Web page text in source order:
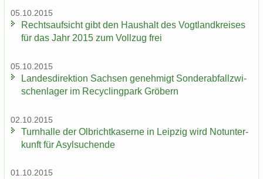
05.10.2015
Rechts­auf­sicht gibt den Haus­halt des Vogt­land­krei­ses
für das Jahr 2015 zum Voll­zug frei
05.10.2015
Lan­des­di­rek­ti­on Sach­sen ge­neh­migt Son­der­ab­fall­zwi­
schen­la­ger im Re­cy­cling­park Grö­bern
02.10.2015
Turn­hal­le der Ol­bricht­ka­ser­ne in Leip­zig wird Not­un­ter­
kunft für Asyl­su­chen­de
01.10.2015